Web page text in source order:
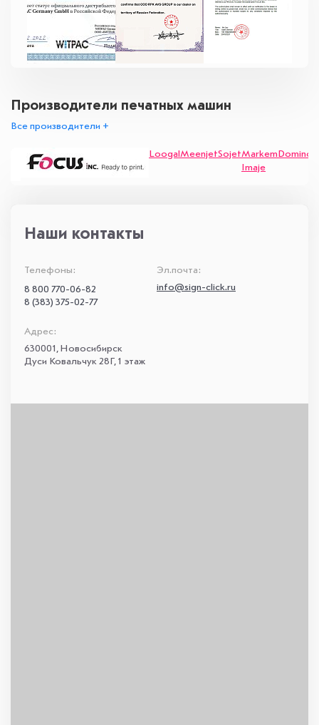
Производители печатных машин
Все производители +
Loogal MeenjetSojetMarkem
Imaje
Domino
Наши контакты
Телефоны:
8 800 770-06-82
8 (383) 375-02-77
Эл.почта:
info@sign-click.ru
Адрес:
​630001, Новосибирск
Дуси Ковальчук 28Г, 1 этаж